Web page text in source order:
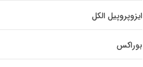
ایزوپروپیل الکل
بوراکس